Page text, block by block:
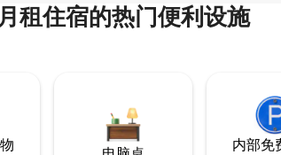
租住宿的热门便利设施
内部免